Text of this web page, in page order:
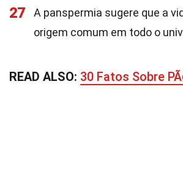
27
A panspermia sugere que a
origem comum em todo o
READ ALSO: 30 Fatos Sobre